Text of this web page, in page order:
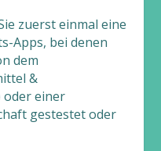
zuerst einmal eine
Apps, bei denen
dem
&
einer
gestestet oder